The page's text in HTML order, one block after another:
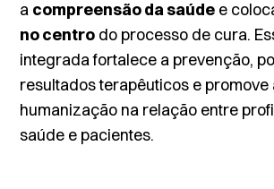
a compreensão da saúde e
no centro do processo de cura.
integrada fortalece a prevenção,
resultados terapêuticos e promove
humanização na relação entre
saúde e pacientes.